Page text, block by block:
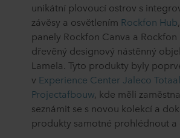
unikátní plovoucí ostrov s
závěsy a osvětlením Rockfon Hub
panely Rockfon Canva a Rockfon
dřevěný designový nástěnný
Lamela. Tyto produkty byly
v Experience Center Jaleco Totaal
Projectafbouw, kde měli
seznámit se s novou kolekcí a
produkty samotné prohlédnout a